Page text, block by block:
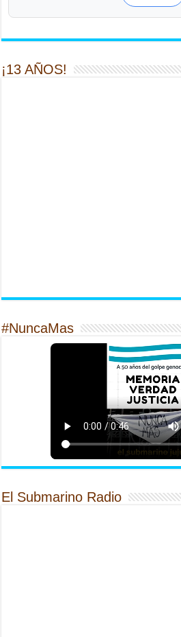
¡13 AÑOS!
#NuncaMas
El Submarino Radio